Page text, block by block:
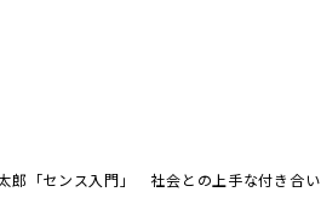
郎「センス入門」 社会との上手な付き合い